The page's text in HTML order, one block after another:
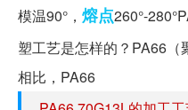
模温90°， 熔点260°-
塑工艺是怎样的？PA66（
相比，PA66